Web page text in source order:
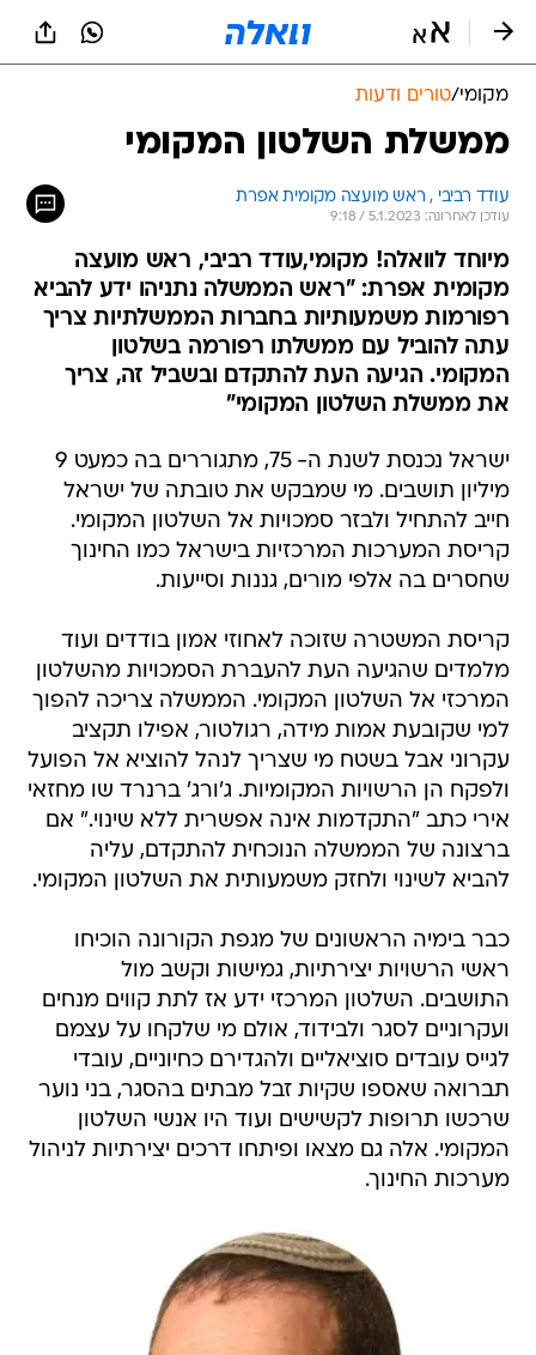
מקומי/טורים ודעות
ממשלת השלטון המקומי
עודד רביבי , ראש מועצה מקומית אפרת
עודכן לאחרונה: 5.1.2023 / 9:18
מיוחד לוואלה! מקומי,עודד רביבי, ראש מועצה
מקומית אפרת: "ראש הממשלה נתניהו ידע להביא
רפורמות משמעותיות בחברות הממשלתיות צריך
עתה להוביל עם ממשלתו רפורמה בשלטון
המקומי. הגיעה העת להתקדם ובשביל זה, צריך
את ממשלת השלטון המקומי"
ישראל נכנסת לשנת ה- 75, מתגוררים בה כמעט 9
מיליון תושבים. מי שמבקש את טובתה של ישראל
חייב להתחיל ולבזר סמכויות אל השלטון המקומי.
קריסת המערכות המרכזיות בישראל כמו החינוך
שחסרים בה אלפי מורים, גננות וסייעות.
קריסת המשטרה שזוכה לאחוזי אמון בודדים ועוד
מלמדים שהגיעה העת להעברת הסמכויות מהשלטון
המרכזי אל השלטון המקומי. הממשלה צריכה להפוך
למי שקובעת אמות מידה, רגולטור, אפילו תקציב
עקרוני אבל בשטח מי שצריך לנהל להוציא אל הפועל
ולפקח הן הרשויות המקומיות. ג'ורג' ברנרד שו מחזאי
אירי כתב "התקדמות אינה אפשרית ללא שינוי." אם
ברצונה של הממשלה הנוכחית להתקדם, עליה
להביא לשינוי ולחזק משמעותית את השלטון המקומי.
כבר בימיה הראשונים של מגפת הקורונה הוכיחו
ראשי הרשויות יצירתיות, גמישות וקשב מול
התושבים. השלטון המרכזי ידע אז לתת קווים מנחים
ועקרוניים לסגר ולבידוד, אולם מי שלקחו על עצמם
לגייס עובדים סוציאליים ולהגדירם כחיוניים, עובדי
תברואה שאספו שקיות זבל מבתים בהסגר, בני נוער
שרכשו תרופות לקשישים ועוד היו אנשי השלטון
המקומי. אלה גם מצאו ופיתחו דרכים יצירתיות לניהול
מערכות החינוך.